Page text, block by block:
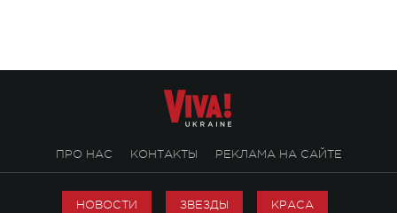
ПРО НАС КОНТАКТЫ РЕКЛАМА НА САЙТЕ
НОВОСТИ ЗВЕЗДЫ КРАСА